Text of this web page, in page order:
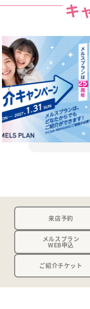
キ
来店予約
メルスプラン
WEB申込
ご紹介チケット